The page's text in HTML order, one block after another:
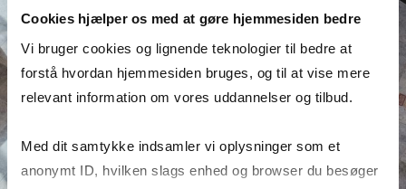
Cookies hjælper os med at gøre hjemmesiden bedre
Vi bruger cookies og lignende teknologier til bedre at
forstå hvordan hjemmesiden bruges, og til at vise mere
relevant information om vores uddannelser og tilbud.
Med dit samtykke indsamler vi oplysninger som et
anonymt ID, hvilken slags enhed og browser du besøger